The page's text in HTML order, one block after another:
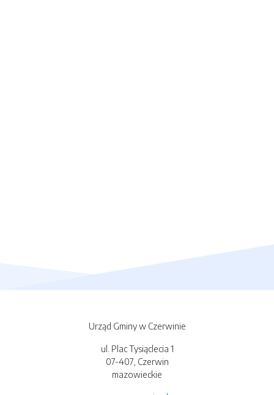
Urząd Gminy w Czerwinie
ul. Plac Tysiąclecia 1
07-407, Czerwin
mazowieckie